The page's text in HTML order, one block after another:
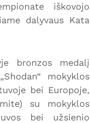
iškovojo
dalyvaus Kata
bronzos medalį
mokyklos
bei Europoje,
su mokyklos
bei užsienio